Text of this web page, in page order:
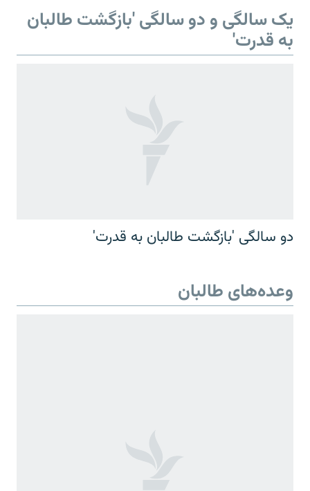
یک سالگی و دو سالگی 'بازگشت طالبان
به قدرت'
دو سالگی 'بازگشت طالبان به قدرت'
وعده‌های طالبان